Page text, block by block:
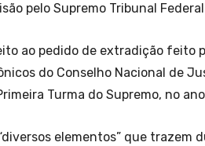
pelo Supremo Tribunal Federal
ao pedido de extradição feito
do Conselho Nacional de
Turma do Supremo, no
elementos” que trazem